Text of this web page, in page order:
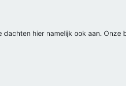
hier namelijk ook aan.